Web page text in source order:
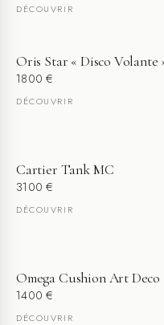
DÉCOUVRIR
Oris Star « Disco Volante
1800€
DÉCOUVRIR
Cartier Tank MC
3100€
DÉCOUVRIR
Omega Cushion Art Deco
1400€
DÉCOUVRIR